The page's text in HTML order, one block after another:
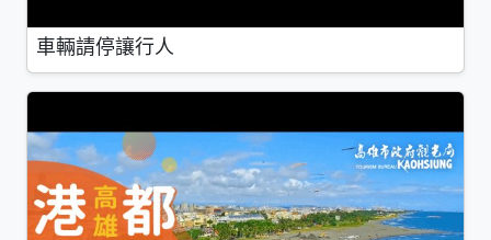
車輛請停讓行人